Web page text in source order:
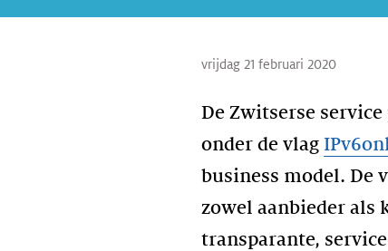
vrijdag 21 februari 2020
De Zwitserse
onder de vlag
business model. De
zowel aanbieder als
transparante,